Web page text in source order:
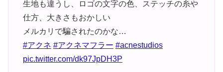
生地も違うし、ロゴの文字の色、ステッチの糸や
仕方、大きさもおかしい
メルカリで騙されたのかな…
#アクネ #アクネマフラー #acnestudios
pic.twitter.com/dk97JpDH3P